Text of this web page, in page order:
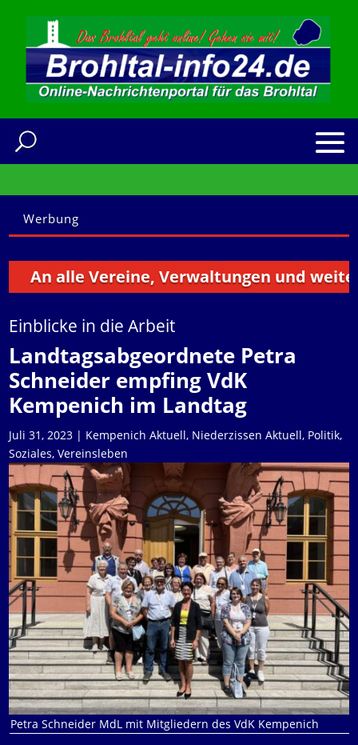
Werbung
alle Vereine, Verwaltungen und weitere
Einblicke in die Arbeit
Landtagsabgeordnete Petra
Schneider empfing VdK
Kempenich im Landtag
Juli 31, 2023 | Kempenich Aktuell, Niederzissen Aktuell, Politik,
Soziales, Vereinsleben
Petra Schneider MdL mit Mitgliedern des VdK Kempenich